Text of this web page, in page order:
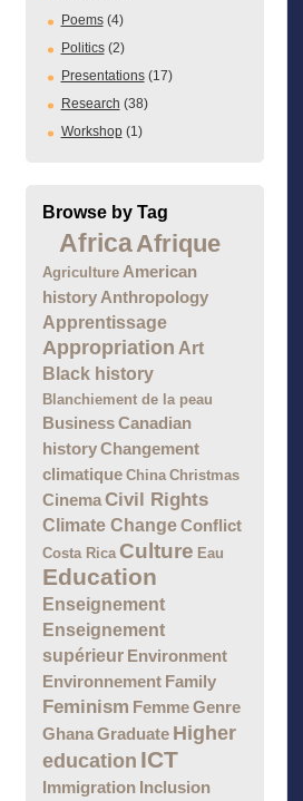
Poems(4)
Politics(2)
Presentations(17)
Research (38)
Workshop(1)
Browse by Tag
AfricaAfrique
Agriculture American
history Anthropology
Apprentissage
Appropriation Art
Black history
Blanchiement de la peau
Business Canadian
history Changement
climatique China Christmas
Cinema Civil Rights
Climate Change Conflict
Costa Rica Culture Eau
Education
Enseignement
Enseignement
supérieur Environment
Environnement Family
Feminism Femme Genre
Ghana Graduate Higher
education ICT
Immigration Inclusion